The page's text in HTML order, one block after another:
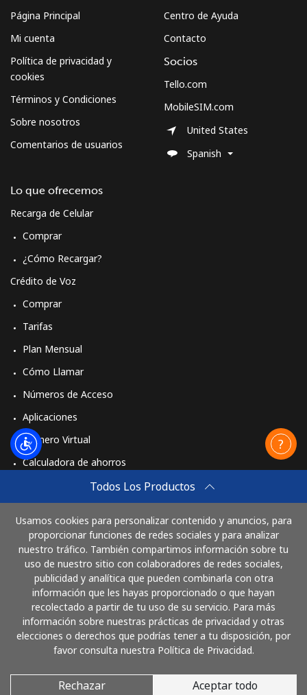
Todos Los Productos
Usamos cookies para personalizar contenido y anuncios, para
proporcionar funciones de redes sociales y para analizar
nuestro tráfico. También compartimos información sobre tu
uso de nuestro sitio con colaboradores de redes sociales,
publicidad y analítica que pueden combinarla con otra
información que les hayas proporcionado o que hayan
recolectado a partir de tu uso de su servicio. Para más
información sobre nuestras prácticas de privacidad y otras
elecciones o derechos que podrías tener a tu disposición, por
favor consulta nuestra Política de Privacidad.
Rechazar Aceptar todo
Página Principal
Mi cuenta
Política de privacidad y
cookies
Términos y Condiciones
Sobre nosotros
Comentarios de usuarios
Lo que ofrecemos
Recarga de Celular
Comprar
¿Cómo Recargar?
Crédito de Voz
Comprar
Tarifas
Plan Mensual
Cómo Llamar
Números de Acceso
Aplicaciones
Número Virtual
Calculadora de ahorros
Comprar
Cómo funciona
Centro de Ayuda
Contacto
Socios
Tello.com
MobileSIM.com
United States
Spanish
Paga con
© 2026 LlamaElSalvador